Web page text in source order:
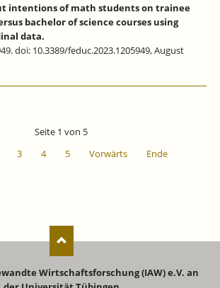
intentions of math students on trainee
bachelor of science courses using
data.
doi: 10.3389/feduc.2023.1205949, August
Seite 1 von 5
3 4 5 Vorwärts Ende
Wirtschaftsforschung (IAW) e.V. an